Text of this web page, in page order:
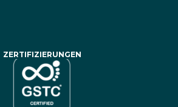
ZERTIFIZIERUNGEN